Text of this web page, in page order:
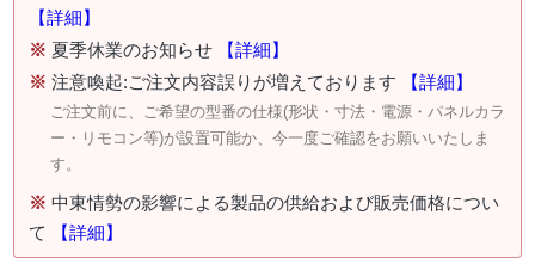
【詳細】
※ 夏季休業のお知らせ
【詳細】
※ 注意喚起:ご注文内容誤りが増えております 【詳細】
ご注文前に、ご希望の型番の仕様(形状・寸法・電源・パネルカラ
ー・リモコン等)が設置可能か、今一度ご確認をお願いいたしま
す。
※ 中東情勢の影響による製品の供給および販売価格につい
て
【詳細】